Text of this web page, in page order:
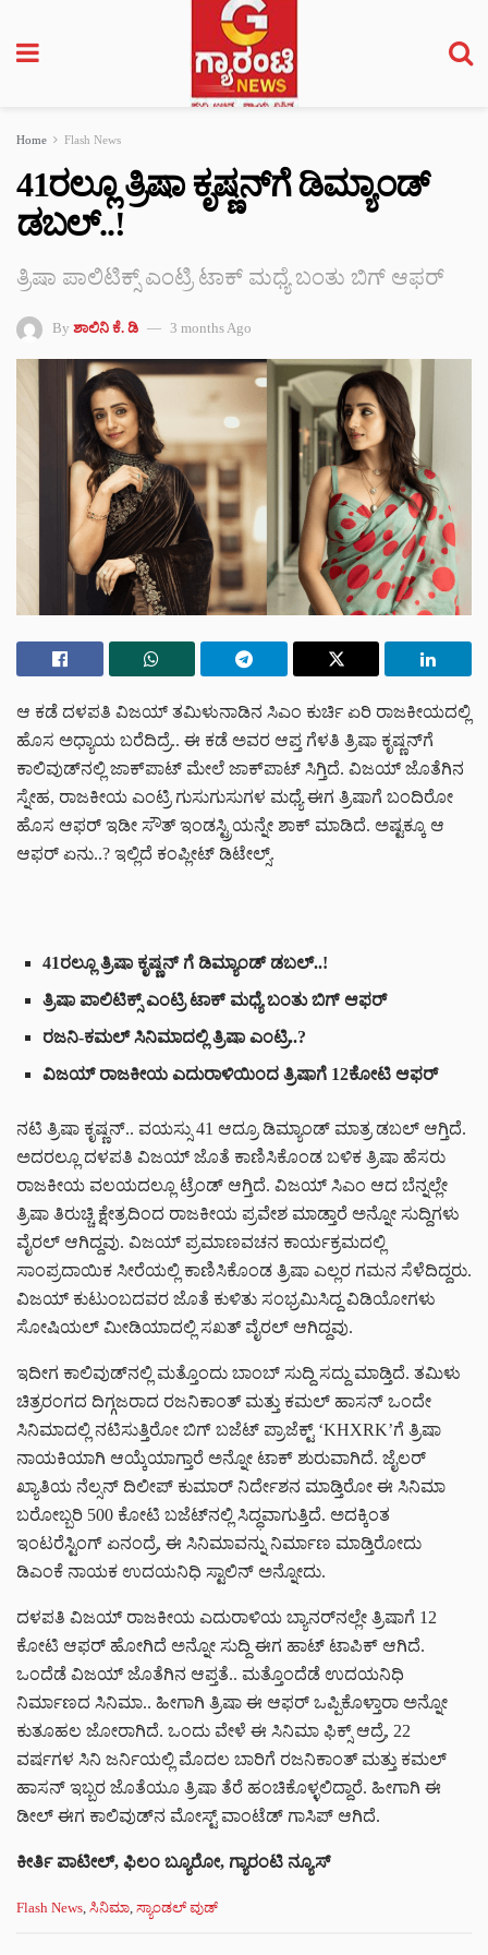
Home Flash News
41ರಲ್ಲೂ ತ್ರಿಷಾ ಕೃಷ್ಣನ್‌‌ಗೆ ಡಿಮ್ಯಾಂಡ್
ಡಬಲ್..!
ತ್ರಿಷಾ ಪಾಲಿಟಿಕ್ಸ್ ಎಂಟ್ರಿ ಟಾಕ್ ಮಧ್ಯೆ ಬಂತು ಬಿಗ್ ಆಫರ್
By ಶಾಲಿನಿ ಕೆ. ಡಿ 3 months Ago
ಆ ಕಡೆ ದಳಪತಿ ವಿಜಯ್ ತಮಿಳುನಾಡಿನ ಸಿಎಂ ಕುರ್ಚಿ ಏರಿ ರಾಜಕೀಯದಲ್ಲಿ
ಹೊಸ ಅಧ್ಯಾಯ ಬರೆದಿದ್ರೆ.. ಈ ಕಡೆ ಅವರ ಆಪ್ತ ಗೆಳತಿ ತ್ರಿಷಾ ಕೃಷ್ಣನ್‌ಗೆ
ಕಾಲಿವುಡ್‌ನಲ್ಲಿ ಜಾಕ್‌ಪಾಟ್ ಮೇಲೆ ಜಾಕ್‌ಪಾಟ್ ಸಿಗ್ತಿದೆ. ವಿಜಯ್ ಜೊತೆಗಿನ
ಸ್ನೇಹ, ರಾಜಕೀಯ ಎಂಟ್ರಿ ಗುಸುಗುಸುಗಳ ಮಧ್ಯೆ ಈಗ ತ್ರಿಷಾಗೆ ಬಂದಿರೋ
ಹೊಸ ಆಫರ್ ಇಡೀ ಸೌತ್ ಇಂಡಸ್ಟ್ರಿಯನ್ನೇ ಶಾಕ್ ಮಾಡಿದೆ. ಅಷ್ಟಕ್ಕೂ ಆ
ಆಫರ್ ಏನು..? ಇಲ್ಲಿದೆ ಕಂಪ್ಲೀಟ್ ಡಿಟೇಲ್ಸ್.
41ರಲ್ಲೂ ತ್ರಿಷಾ ಕೃಷ್ಣನ್ ಗೆ ಡಿಮ್ಯಾಂಡ್ ಡಬಲ್..!
ತ್ರಿಷಾ ಪಾಲಿಟಿಕ್ಸ್ ಎಂಟ್ರಿ ಟಾಕ್ ಮಧ್ಯೆ ಬಂತು ಬಿಗ್ ಆಫರ್
ರಜನಿ-ಕಮಲ್ ಸಿನಿಮಾದಲ್ಲಿ ತ್ರಿಷಾ ಎಂಟ್ರಿ..?
ವಿಜಯ್ ರಾಜಕೀಯ ಎದುರಾಳಿಯಿಂದ ತ್ರಿಷಾಗೆ 12ಕೋಟಿ ಆಫರ್
ನಟಿ ತ್ರಿಷಾ ಕೃಷ್ಣನ್.. ವಯಸ್ಸು 41 ಆದ್ರೂ ಡಿಮ್ಯಾಂಡ್ ಮಾತ್ರ ಡಬಲ್ ಆಗ್ತಿದೆ.
ಅದರಲ್ಲೂ ದಳಪತಿ ವಿಜಯ್ ಜೊತೆ ಕಾಣಿಸಿಕೊಂಡ ಬಳಿಕ ತ್ರಿಷಾ ಹೆಸರು
ರಾಜಕೀಯ ವಲಯದಲ್ಲೂ ಟ್ರೆಂಡ್ ಆಗ್ತಿದೆ. ವಿಜಯ್ ಸಿಎಂ ಆದ ಬೆನ್ನಲ್ಲೇ
ತ್ರಿಷಾ ತಿರುಚ್ಚಿ ಕ್ಷೇತ್ರದಿಂದ ರಾಜಕೀಯ ಪ್ರವೇಶ ಮಾಡ್ತಾರೆ ಅನ್ನೋ ಸುದ್ದಿಗಳು
ವೈರಲ್ ಆಗಿದ್ದವು. ವಿಜಯ್ ಪ್ರಮಾಣವಚನ ಕಾರ್ಯಕ್ರಮದಲ್ಲಿ
ಸಾಂಪ್ರದಾಯಿಕ ಸೀರೆಯಲ್ಲಿ ಕಾಣಿಸಿಕೊಂಡ ತ್ರಿಷಾ ಎಲ್ಲರ ಗಮನ ಸೆಳೆದಿದ್ದರು.
ವಿಜಯ್ ಕುಟುಂಬದವರ ಜೊತೆ ಕುಳಿತು ಸಂಭ್ರಮಿಸಿದ್ದ ವಿಡಿಯೋಗಳು
ಸೋಷಿಯಲ್ ಮೀಡಿಯಾದಲ್ಲಿ ಸಖತ್ ವೈರಲ್ ಆಗಿದ್ದವು.
ಇದೀಗ ಕಾಲಿವುಡ್‌ನಲ್ಲಿ ಮತ್ತೊಂದು ಬಾಂಬ್ ಸುದ್ದಿ ಸದ್ದು ಮಾಡ್ತಿದೆ. ತಮಿಳು
ಚಿತ್ರರಂಗದ ದಿಗ್ಗಜರಾದ ರಜನಿಕಾಂತ್ ಮತ್ತು ಕಮಲ್ ಹಾಸನ್ ಒಂದೇ
ಸಿನಿಮಾದಲ್ಲಿ ನಟಿಸುತ್ತಿರೋ ಬಿಗ್ ಬಜೆಟ್ ಪ್ರಾಜೆಕ್ಟ್ ‘KHXRK’ಗೆ ತ್ರಿಷಾ
ನಾಯಕಿಯಾಗಿ ಆಯ್ಕೆಯಾಗ್ತಾರೆ ಅನ್ನೋ ಟಾಕ್ ಶುರುವಾಗಿದೆ. ಜೈಲರ್
ಖ್ಯಾತಿಯ ನೆಲ್ಸನ್ ದಿಲೀಪ್ ಕುಮಾರ್ ನಿರ್ದೇಶನ ಮಾಡ್ತಿರೋ ಈ ಸಿನಿಮಾ
ಬರೋಬ್ಬರಿ 500 ಕೋಟಿ ಬಜೆಟ್‌ನಲ್ಲಿ ಸಿದ್ಧವಾಗುತ್ತಿದೆ. ಅದಕ್ಕಿಂತ
ಇಂಟರೆಸ್ಟಿಂಗ್ ಏನಂದ್ರೆ, ಈ ಸಿನಿಮಾವನ್ನು ನಿರ್ಮಾಣ ಮಾಡ್ತಿರೋದು
ಡಿಎಂಕೆ ನಾಯಕ ಉದಯನಿಧಿ ಸ್ಟಾಲಿನ್ ಅನ್ನೋದು.
ದಳಪತಿ ವಿಜಯ್ ರಾಜಕೀಯ ಎದುರಾಳಿಯ ಬ್ಯಾನರ್‌ನಲ್ಲೇ ತ್ರಿಷಾಗೆ 12
ಕೋಟಿ ಆಫರ್ ಹೋಗಿದೆ ಅನ್ನೋ ಸುದ್ದಿ ಈಗ ಹಾಟ್ ಟಾಪಿಕ್ ಆಗಿದೆ.
ಒಂದೆಡೆ ವಿಜಯ್ ಜೊತೆಗಿನ ಆಪ್ತತೆ.. ಮತ್ತೊಂದೆಡೆ ಉದಯನಿಧಿ
ನಿರ್ಮಾಣದ ಸಿನಿಮಾ.. ಹೀಗಾಗಿ ತ್ರಿಷಾ ಈ ಆಫರ್ ಒಪ್ಪಿಕೊಳ್ತಾರಾ ಅನ್ನೋ
ಕುತೂಹಲ ಜೋರಾಗಿದೆ. ಒಂದು ವೇಳೆ ಈ ಸಿನಿಮಾ ಫಿಕ್ಸ್ ಆದ್ರೆ, 22
ವರ್ಷಗಳ ಸಿನಿ ಜರ್ನಿಯಲ್ಲಿ ಮೊದಲ ಬಾರಿಗೆ ರಜನಿಕಾಂತ್ ಮತ್ತು ಕಮಲ್
ಹಾಸನ್ ಇಬ್ಬರ ಜೊತೆಯೂ ತ್ರಿಷಾ ತೆರೆ ಹಂಚಿಕೊಳ್ಳಲಿದ್ದಾರೆ. ಹೀಗಾಗಿ ಈ
ಡೀಲ್ ಈಗ ಕಾಲಿವುಡ್‌ನ ಮೋಸ್ಟ್ ವಾಂಟೆಡ್ ಗಾಸಿಪ್ ಆಗಿದೆ.
ಕೀರ್ತಿ ಪಾಟೀಲ್, ಫಿಲಂ ಬ್ಯೂರೋ, ಗ್ಯಾರಂಟಿ ನ್ಯೂಸ್
C
Flash News ಸಿನಿಮಾ ಸ್ಯಾಂಡಲ್ ವುಡ್